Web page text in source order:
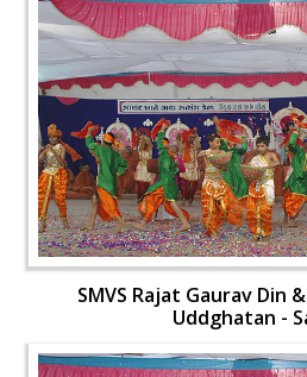
SMVS Rajat Gaurav Din
Uddghatan -